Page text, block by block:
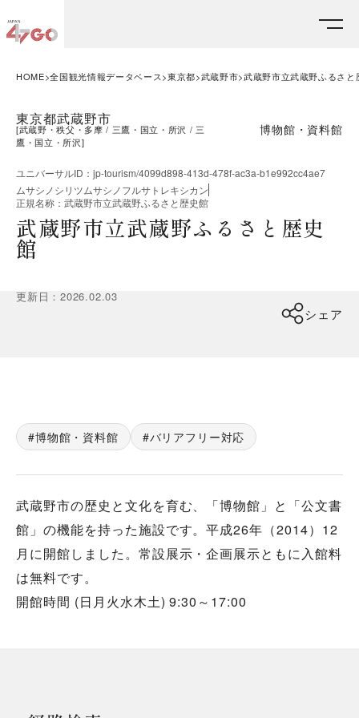
HOME 全国観光情報データベース 東京都 武蔵野市 武蔵野市立武蔵野ふるさと
東京都武蔵野市
[武蔵野・秩父・多摩 三鷹・国立・所沢
三
鷹・国立・所沢]
博物館・資料館
ユニバーサルID ： jp-tourism/4099d898-413d-478f-ac3a-b1e992cc4ae7
ムサシノシリツムサシノフルサトレキシカン
正規名称 ： 武蔵野市立武蔵野ふるさと歴史館
武蔵野市立武蔵野ふるさと歴史
館
更新日 ：2026.02.03
シェア
博物館・資料館 バリアフリー対応
武蔵野市の歴史と文化を育む、「博物館」と「公文書
館」の機能を持った施設です。平成26年（2014）12
月に開館しました。常設展示・企画展示ともに入館料
は無料です。
開館時間 (日月火水木土) 9:30～17:00